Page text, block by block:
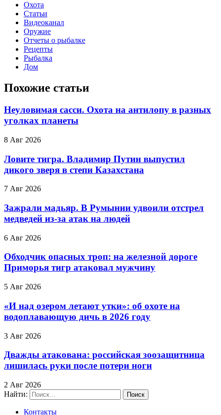
Охота
Статьи
Видеоканал
Оружие
Отчеты о рыбалке
Рецепты
Рыбалка
Дом
Похожие статьи
Неуловимая сасси. Охота на антилопу в разных
уголках планеты
8 Авг 2026
Ловите тигра. Владимир Путин выпустил
дикого зверя в степи Казахстана
7 Авг 2026
Зажрали мадьяр. В Румынии удвоили отстрел
медведей из-за атак на людей
6 Авг 2026
Обходчик опасных троп: на железной дороге
Приморья тигр атаковал мужчину
5 Авг 2026
«И над озером летают утки»: об охоте на
водоплавающую дичь в 2026 году
3 Авг 2026
Дважды атакована: российская зоозащитница
лишилась руки после потери ноги
2 Авг 2026
Найти:
Контакты